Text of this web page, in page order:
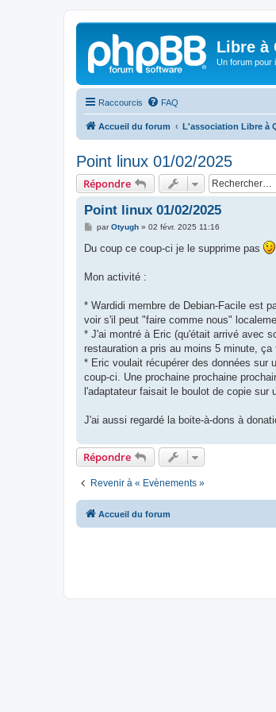
Libre à
Un forum pour
Raccourcis FAQ
Accueil du forum L'association Libre à
Point linux 01/02/2025
Répondre
Point linux 01/02/2025
M
s
s
g
e
parOtyugh» 02 févr. 2025 11:16
Du coup ce coup-ci je le supprime pas
Mon activité :
* Wardidi membre de Debian-Facile est
voir s'il peut "faire comme nous"
* J'ai montré à Eric (qu'était arrivé avec
restauration a pris au moins 5 minute, ça
* Eric voulait récupérer des données sur
coup-ci. Une prochaine prochaine
l'adaptateur faisait le boulot de copie sur
J'ai aussi regardé la boite-à-dons à
Répondre
Revenir à « Evènements »
Accueil du forum